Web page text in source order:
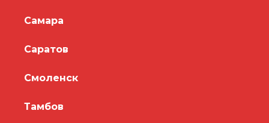
Самара
Саратов
Смоленск
Тамбов